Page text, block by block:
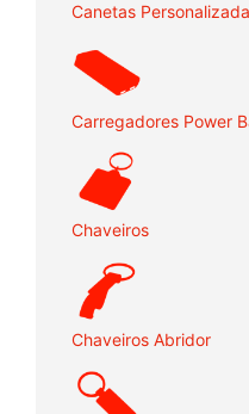
Canetas
Carregadores Power
Chaveiros
Chaveiros Abridor